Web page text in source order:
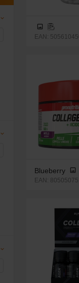
EAN:
Blueberry
EAN: